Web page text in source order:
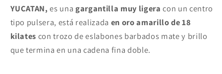
YUCATAN, es una gargantilla muy ligera con un centro
tipo pulsera, está realizada en oro amarillo de 18
kilates con trozo de eslabones barbados mate y brillo
que termina en una cadena fina doble.